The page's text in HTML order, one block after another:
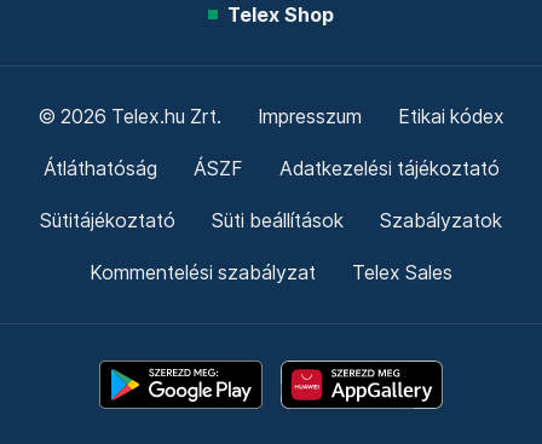
Telex Shop
© 2026 Telex.hu Zrt. Impresszum Etikai kódex
Átláthatóság ÁSZF Adatkezelési tájékoztató
Sütitájékoztató Süti beállítások Szabályzatok
Kommentelési szabályzat Telex Sales